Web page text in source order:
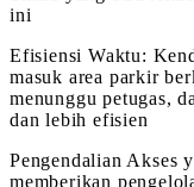
ini
Efisiensi Waktu:
masuk area parkir
menunggu petugas,
dan lebih efisien
Pengendalian Akses
memberikan